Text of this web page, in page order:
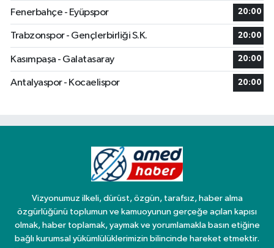
Fenerbahçe - Eyüpspor 20:00
Trabzonspor - Gençlerbirliği S.K. 20:00
Kasımpaşa - Galatasaray 20:00
Antalyaspor - Kocaelispor 20:00
Vizyonumuz ilkeli, dürüst, özgün, tarafsız, haber alma
özgürlüğünü toplumun ve kamuoyunun gerçeğe açılan kapısı
olmak, haber toplamak, yaymak ve yorumlamakla basın etiğine
bağlı kurumsal yükümlülüklerimizin bilincinde hareket etmektir.